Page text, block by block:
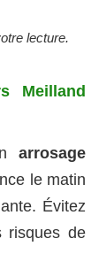
lecture.
Meilland
arrosage
le matin
Évitez
risques de